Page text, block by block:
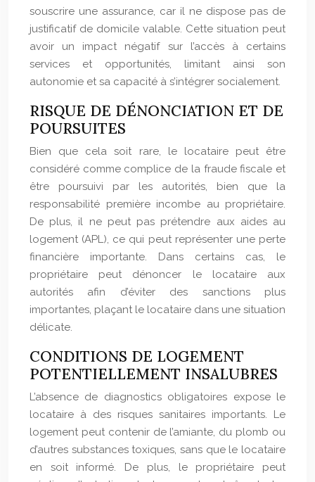
souscrire une assurance, car il ne dispose pas de
justificatif de domicile valable. Cette situation peut
avoir un impact négatif sur l’accès à certains
services et opportunités, limitant ainsi son
autonomie et sa capacité à s’intégrer socialement.
RISQUE DE DÉNONCIATION ET DE
POURSUITES
Bien que cela soit rare, le locataire peut être
considéré comme complice de la fraude fiscale et
être poursuivi par les autorités, bien que la
responsabilité première incombe au propriétaire.
De plus, il ne peut pas prétendre aux aides au
logement (APL), ce qui peut représenter une perte
financière importante. Dans certains cas, le
propriétaire peut dénoncer le locataire aux
autorités afin d’éviter des sanctions plus
importantes, plaçant le locataire dans une situation
délicate.
CONDITIONS DE LOGEMENT
POTENTIELLEMENT INSALUBRES
L’absence de diagnostics obligatoires expose le
locataire à des risques sanitaires importants. Le
logement peut contenir de l’amiante, du plomb ou
d’autres substances toxiques, sans que le locataire
en soit informé. De plus, le propriétaire peut